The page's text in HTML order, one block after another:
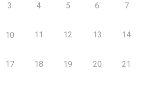
3 4 5 6 7
10 11 12 13 14
17 18 19 20 21